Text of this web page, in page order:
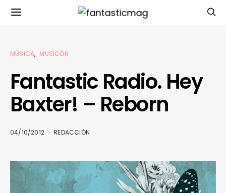
MÚSICA MUSICÓN
Fantastic Radio. Hey
Baxter! – Reborn
04/10/2012 REDACCIÓN